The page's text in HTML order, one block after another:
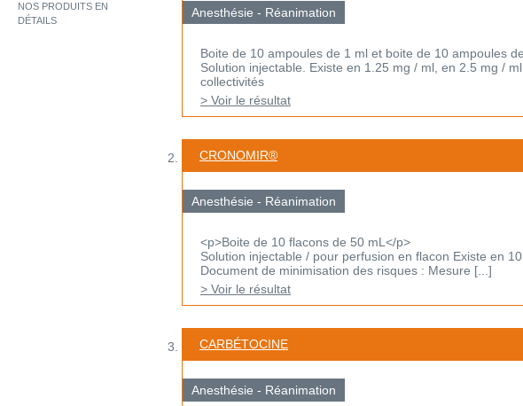
NOS PRODUITS EN
DÉTAILS
Anesthésie - Réanimation
Boite de 10 ampoules de 1 ml et boite de 10 ampoules
Solution injectable. Existe en 1.25 mg / ml, en 2.5 mg /
collectivités
> Voir le résultat
CRONOMIR®
Anesthésie - Réanimation
<p>Boite de 10 flacons de 50 mL</p>
Solution injectable / pour perfusion en flacon Existe en
Document de minimisation des risques : Mesure [...]
> Voir le résultat
CARBÉTOCINE
Anesthésie - Réanimation